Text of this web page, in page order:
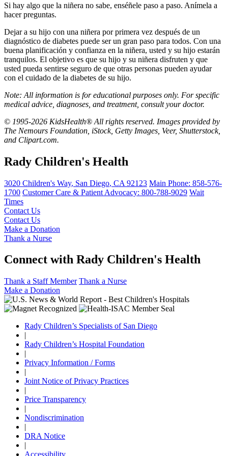
Si hay algo que la niñera no sabe, enséñele paso a paso. Anímela a
hacer preguntas.
Dejar a su hijo con una niñera por primera vez después de un
diagnóstico de diabetes puede ser un gran paso para todos. Con una
buena planificación y confianza en la niñera, usted y su hijo estarán
tranquilos. El objetivo es que su hijo y su niñera disfruten y que
usted pueda sentirse seguro de que otras personas pueden ayudar
con el cuidado de la diabetes de su hijo.
Note: All information is for educational purposes only. For specific
medical advice, diagnoses, and treatment, consult your doctor.
© 1995-2026 KidsHealth® All rights reserved. Images provided by
The Nemours Foundation, iStock, Getty Images, Veer, Shutterstock,
and Clipart.com.
Rady Children's Health
3020 Children's Way, San Diego, CA 92123 Main Phone: 858-576-
1700 Customer Care & Patient Advocacy: 800-788-9029 Wait
Times
Contact Us
Contact Us
Make a Donation
Thank a Nurse
Connect with Rady Children's Health
Thank a Staff Member Thank a Nurse
Make a Donation
Rady Children’s Specialists of San Diego
|
Rady Children’s Hospital Foundation
|
Privacy Information / Forms
|
Joint Notice of Privacy Practices
|
Price Transparency
|
Nondiscrimination
|
DRA Notice
|